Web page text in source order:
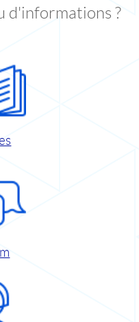
d'informations ?